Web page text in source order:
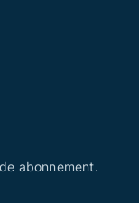
abonnement.